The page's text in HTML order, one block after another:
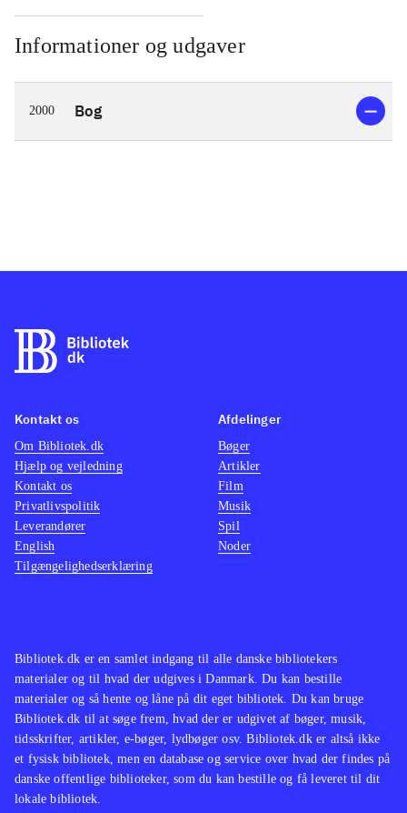
Informationer og udgaver
2000 Bog
Bibliotek.dk er en samlet indgang til alle danske bibliotekers
materialer og til hvad der udgives i Danmark. Du kan bestille
materialer og så hente og låne på dit eget bibliotek. Du kan bruge
Bibliotek.dk til at søge frem, hvad der er udgivet af bøger, musik,
tidsskrifter, artikler, e-bøger, lydbøger osv. Bibliotek.dk er altså ikke
et fysisk bibliotek, men en database og service over hvad der findes på
danske offentlige biblioteker, som du kan bestille og få leveret til dit
lokale bibliotek.
Kontakt os
Om Bibliotek.dk
Hjælp og vejledning
Kontakt os
Privatlivspolitik
Leverandører
English
Tilgængelighedserklæring
Afdelinger
Bøger
Artikler
Film
Musik
Spil
Noder